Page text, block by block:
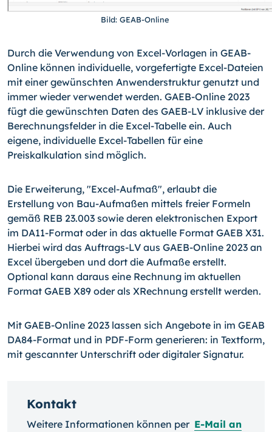
Bild: GEAB-Online
Durch die Verwendung von Excel-Vorlagen in GEAB-
Online können individuelle, vorgefertigte Excel-Dateien
mit einer gewünschten Anwenderstruktur genutzt und
immer wieder verwendet werden. GAEB-Online 2023
fügt die gewünschten Daten des GAEB-LV inklusive der
Berechnungsfelder in die Excel-Tabelle ein. Auch
eigene, individuelle Excel-Tabellen für eine
Preiskalkulation sind möglich.
Die Erweiterung, "Excel-Aufmaß", erlaubt die
Erstellung von Bau-Aufmaßen mittels freier Formeln
gemäß REB 23.003 sowie deren elektronischen Export
im DA11-Format oder in das aktuelle Format GAEB X31.
Hierbei wird das Auftrags-LV aus GAEB-Online 2023 an
Excel übergeben und dort die Aufmaße erstellt.
Optional kann daraus eine Rechnung im aktuellen
Format GAEB X89 oder als XRechnung erstellt werden.
Mit GAEB-Online 2023 lassen sich Angebote in im GEAB
DA84-Format und in PDF-Form generieren: in Textform,
mit gescannter Unterschrift oder digitaler Signatur.
Kontakt
Weitere Informationen können per E-Mail an